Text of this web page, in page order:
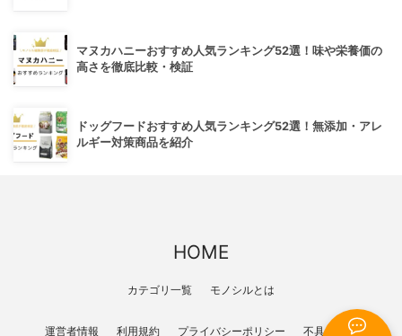
マヌカハニーおすすめ人気ランキング52選！味や栄養価の
高さを徹底比較・検証
ドッグフードおすすめ人気ランキング52選！無添加・アレ
ルギー対策商品を紹介
HOME
カテゴリ一覧 モノシルとは
運営者情報 利用規約 プライバシーポリシー 不具合報告